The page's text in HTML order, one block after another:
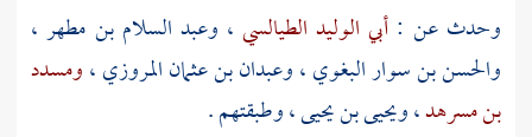
وحدث عن : أبي الوليد الطيالسي ، وعبد السلام بن مطهر ،
والحسن بن سوار البغوي،وعبدان بن عثمان المروزي،ومسدد
بن مسرهد،ويحيى بن يحيى، وطبقتهم .